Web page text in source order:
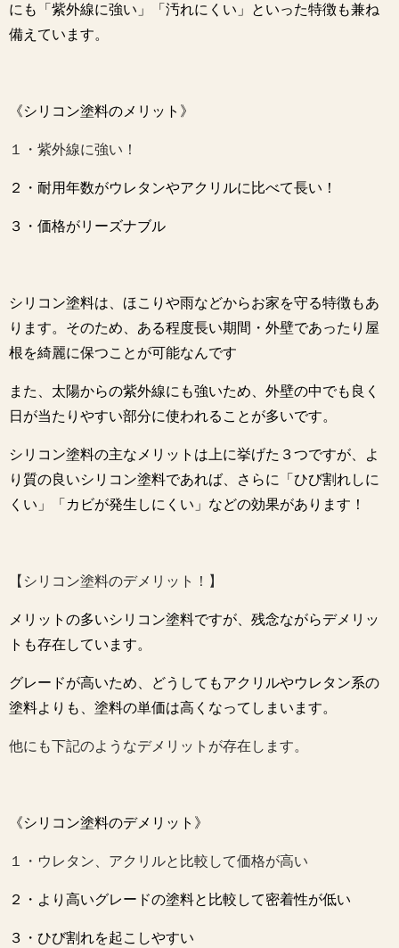
にも「紫外線に強い」「汚れにくい」といった特徴も兼ね
備えています。
《シリコン塗料のメリット》
１・紫外線に強い！
２・耐用年数がウレタンやアクリルに比べて長い！
３・価格がリーズナブル
シリコン塗料は、ほこりや雨などからお家を守る特徴もあ
ります。そのため、ある程度長い期間・外壁であったり屋
根を綺麗に保つことが可能なんです
また、太陽からの紫外線にも強いため、外壁の中でも良く
日が当たりやすい部分に使われることが多いです。
シリコン塗料の主なメリットは上に挙げた３つですが、よ
り質の良いシリコン塗料であれば、さらに「ひび割れしに
くい」「カビが発生しにくい」などの効果があります！
【シリコン塗料のデメリット！】
メリットの多いシリコン塗料ですが、残念ながらデメリッ
トも存在しています。
グレードが高いため、どうしてもアクリルやウレタン系の
塗料よりも、塗料の単価は高くなってしまいます。
他にも下記のようなデメリットが存在します。
《シリコン塗料のデメリット》
１・ウレタン、アクリルと比較して価格が高い
２・より高いグレードの塗料と比較して密着性が低い
３・ひび割れを起こしやすい